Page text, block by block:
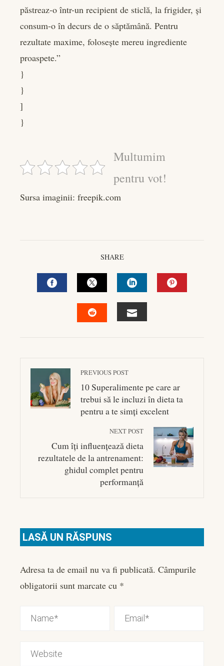
păstreaz-o într-un recipient de sticlă, la frigider, și
consum-o în decurs de o săptămână. Pentru
rezultate maxime, folosește mereu ingrediente
proaspete.”
}
}
]
}
Multumim
pentru vot!
Sursa imaginii: freepik.com
SHARE
FACEBOOKTWITTERLINKEDIN
PREVIOUS POST
10 Superalimente pe care ar
trebui să le incluzi în dieta ta
pentru a te simți excelent
NEXT POST
Cum îți influențează dieta
rezultatele de la antrenament:
ghidul complet pentru
performanță
LASĂ UN RĂSPUNS
Adresa ta de email nu va fi publicată. Câmpurile
obligatorii sunt marcate cu *